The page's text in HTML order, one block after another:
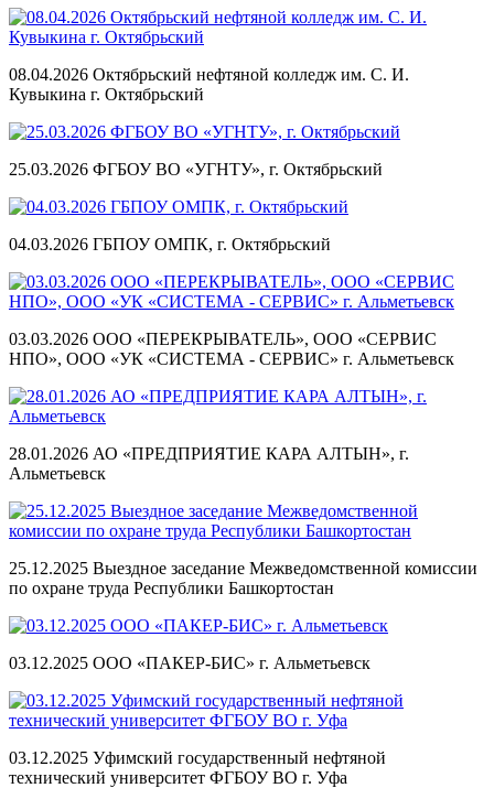
08.04.2026 Октябрьский нефтяной колледж им. С. И.
Кувыкина г. Октябрьский
25.03.2026 ФГБОУ ВО «УГНТУ», г. Октябрьский
04.03.2026 ГБПОУ ОМПК, г. Октябрьский
03.03.2026 ООО «ПЕРЕКРЫВАТЕЛЬ», ООО «СЕРВИС
НПО», ООО «УК «СИСТЕМА ‑ СЕРВИС» г. Альметьевск
28.01.2026 АО «ПРЕДПРИЯТИЕ КАРА АЛТЫН», г.
Альметьевск
25.12.2025 Выездное заседание Межведомственной комиссии
по охране труда Республики Башкортостан
03.12.2025 ООО «ПАКЕР‑БИС» г. Альметьевск
03.12.2025 Уфимский государственный нефтяной
технический университет ФГБОУ ВО г. Уфа